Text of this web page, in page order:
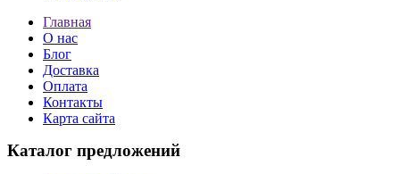
Главная
О нас
Блог
Доставка
Оплата
Контакты
Карта сайта
Каталог предложений